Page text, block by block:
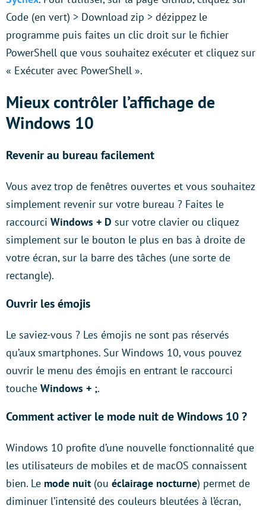
Code (en vert) > Download zip > dézippez le
programme puis faites un clic droit sur le fichier
PowerShell que vous souhaitez exécuter et cliquez sur
« Exécuter avec PowerShell ».
Mieux contrôler l’affichage de
Windows 10
Revenir au bureau facilement
Vous avez trop de fenêtres ouvertes et vous souhaitez
simplement revenir sur votre bureau ? Faites le
raccourci Windows + D sur votre clavier ou cliquez
simplement sur le bouton le plus en bas à droite de
votre écran, sur la barre des tâches (une sorte de
rectangle).
Ouvrir les émojis
Le saviez-vous ? Les émojis ne sont pas réservés
qu’aux smartphones. Sur Windows 10, vous pouvez
ouvrir le menu des émojis en entrant le raccourci
touche Windows + ;.
Comment activer le mode nuit deWindows 10 ?
Windows 10 profite d’une nouvelle fonctionnalité que
les utilisateurs de mobiles et de macOS connaissent
bien. Le mode nuit (ou éclairage nocturne) permet de
diminuer l’intensité des couleurs bleutées à l’écran,